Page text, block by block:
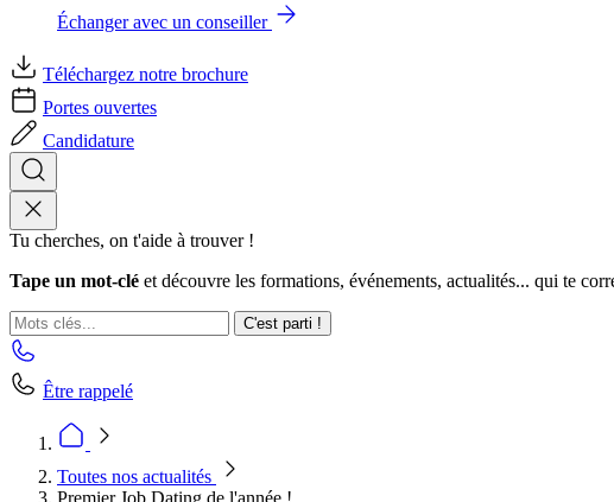
Échanger avec un conseiller
Téléchargez notre brochure
Portes ouvertes
Candidature
Tu cherches, on t'aide à trouver !
Tape un mot-clé et découvre les formations, événements, actualités... qui te
C'est parti !
Être rappelé
Toutes nos actualités
Premier Job Dating de l'année !